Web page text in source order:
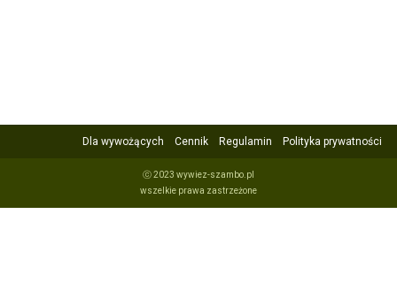
Dla wywożących Cennik Regulamin Polityka prywatności
ⓒ 2023 wywiez-szambo.pl
wszelkie prawa zastrzeżone